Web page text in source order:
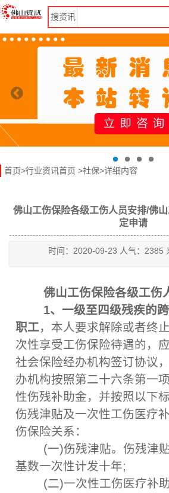
搜资讯
首页>行业资讯首页 >社保>详细内容
佛山工伤保险各级工伤人员安排/佛
定申请
时间：2020-09-23 人气：2385
佛山工伤保险各级工伤
1、一级至四级残疾的
职工，本人要求解除或者终
次性享受工伤保险待遇的，
社会保险经办机构签订协议
办机构按照第二十六条第一
性伤残补助金，并按照以下
伤残津贴及一次性工伤医疗
伤保险关系：
(一)伤残津贴。伤残津贴
基数一次性计发十年;
(二)一次性工伤医疗补助